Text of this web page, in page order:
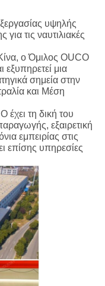
υψηλής
τις ναυτιλιακές
ο Όμιλος OUCO
εξυπηρετεί μια
σημεία στην
και Μέση
έχει τη δική του
εξαιρετική
εμπειρίας στις
επίσης υπηρεσίες